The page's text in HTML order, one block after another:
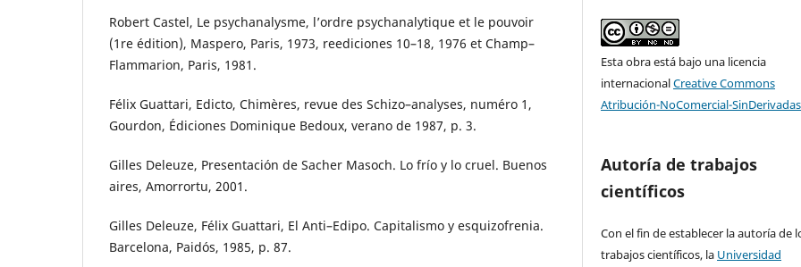
Robert Castel, Le psychanalysme, l’ordre psychanalytique et le pouvoir
(1re édition), Maspero, Paris, 1973, reediciones 10–18, 1976 et Champ–
Flammarion, Paris, 1981.
Félix Guattari, Edicto, Chimères, revue des Schizo–analyses, numéro 1,
Gourdon, Édiciones Dominique Bedoux, verano de 1987, p. 3.
Gilles Deleuze, Presentación de Sacher Masoch. Lo frío y lo cruel. Buenos
aires, Amorrortu, 2001.
Gilles Deleuze, Félix Guattari, El Anti–Edipo. Capitalismo y esquizofrenia.
Barcelona, Paidós, 1985, p. 87.
Esta obra está bajo una licencia
internacionalCreative Commons
Atribución-NoComercial-
Autoría de trabajos
científicos
Con el fin de establecer la autoría de
trabajos científicos, la Universidad